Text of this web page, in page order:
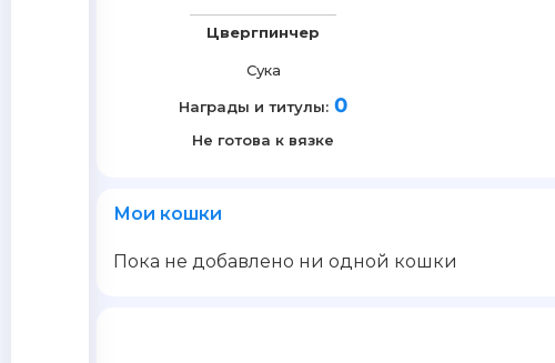
Цвергпинчер
Сука
Награды и титулы: 0
Не готова к вязке
Мои кошки
Пока не добавлено ни одной кошки